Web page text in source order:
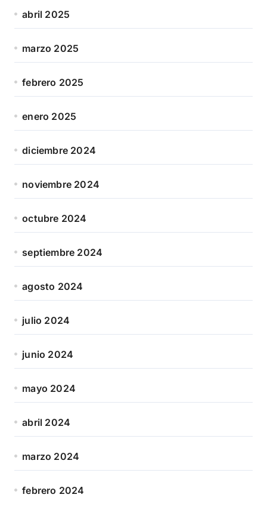
abril 2025
marzo 2025
febrero 2025
enero 2025
diciembre 2024
noviembre 2024
octubre 2024
septiembre 2024
agosto 2024
julio 2024
junio 2024
mayo 2024
abril 2024
marzo 2024
febrero 2024